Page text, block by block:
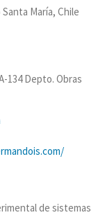
María, Chile
134 Depto. Obras
de sistemas